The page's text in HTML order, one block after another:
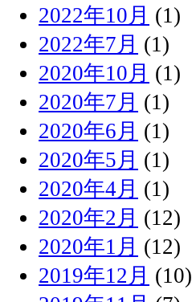
2022年10月 (1)
2022年7月 (1)
2020年10月 (1)
2020年7月 (1)
2020年6月 (1)
2020年5月 (1)
2020年4月 (1)
2020年2月 (12)
2020年1月 (12)
2019年12月 (10)